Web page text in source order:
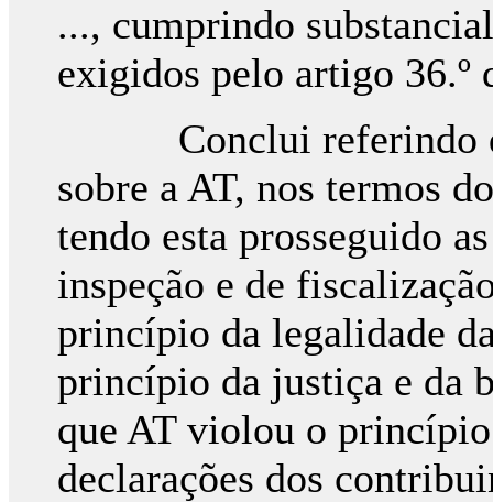
..., cumprindo
exigidos pelo artigo
Conclui referindo
sobre a AT, nos termos
tendo esta prosseguido
inspeção e de
princípio da legalidade
princípio da justiça e da
que AT violou o princípio
declarações dos